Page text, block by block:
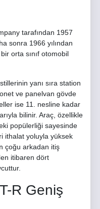
tarafından 1957
sonra 1966 yılından
orta sınıf otomobil
yanı sıra station
ve panelvan gövde
ise 11. nesline kadar
bilinir. Araç, özellikle
popülerliği sayesinde
ithalat yoluyla yüksek
çoğu arkadan itiş
itibaren dört
R Geniş